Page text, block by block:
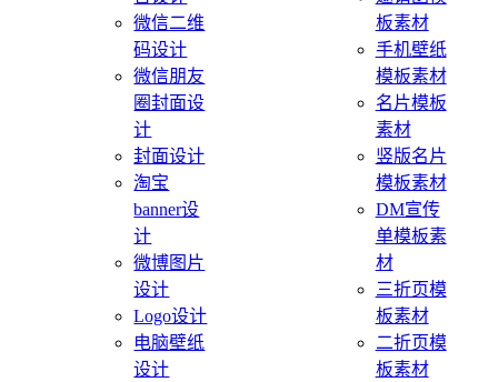
微信二维
码设计
微信朋友
圈封面设
计
封面设计
淘宝
banner设
计
微博图片
设计
Logo设计
电脑壁纸
设计
板素材
手机壁纸
模板素材
名片模板
素材
竖版名片
模板素材
DM宣传
单模板素
材
三折页模
板素材
二折页模
板素材